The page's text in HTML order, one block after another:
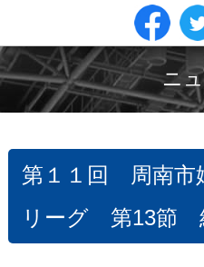
ニ
第１１回 周南市
リーグ 第13節